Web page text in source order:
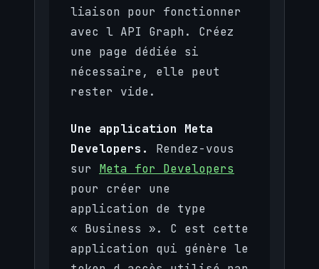
liaison pour fonctionner
avec l API Graph. Créez
une page dédiée si
nécessaire, elle peut
rester vide.
Une application Meta
Developers.
Rendez-vous
sur Meta for Developers
pour créer une
application de type
« Business ». C est cette
application qui génère le